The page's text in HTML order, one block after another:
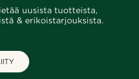
uusista tuotteista,
& erikoistarjouksista.